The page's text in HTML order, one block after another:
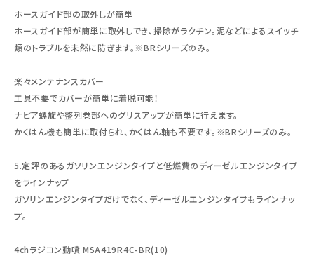
ホースガイド部の取外しが簡単
ホースガイド部が簡単に取外しでき、掃除がラクチン。泥などによるスイッチ
類のトラブルを未然に防ぎます。※BRシリーズのみ。
楽々メンテナンスカバー
工具不要でカバーが簡単に着脱可能！
ナピア螺旋や整列巻部へのグリスアップが簡単に行えます。
かくはん機も簡単に取付られ、かくはん軸も不要です。※BRシリーズのみ。
5.定評のあるガソリンエンジンタイプと低燃費のディーゼルエンジンタイプ
をラインナップ
ガソリンエンジンタイプだけでなく、ディーゼルエンジンタイプもラインナッ
プ。
4chラジコン動噴 MSA419R4C-BR(10)